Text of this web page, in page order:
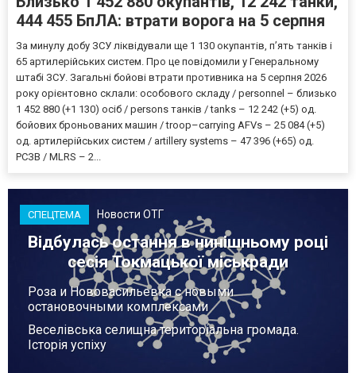
444 455 БпЛА: втрати ворога на 5 серпня
За минулу добу ЗСУ ліквідували ще 1 130 окупантів, пʼять танків і
65 артилерійських систем. Про це повідомили у Генеральному
штабі ЗСУ. Загальні бойові втрати противника на 5 серпня 2026
року орієнтовно склали: особового складу / personnel – близько
1 452 880 (+1 130) осіб / persons танків / tanks – 12 242 (+5) од.
бойових броньованих машин / troop–carrying AFVs – 25 084 (+5)
од. артилерійських систем / artillery systems – 47 396 (+65) од.
РСЗВ / MLRS – 2...
СПЕЦТЕМА Новости ОТГ
Відбулась остання в нинішньому році
сесія Токмацької міськради
Роза и Нововасильевка с новыми
остановочными комплексами
Веселівська селищна територіальна громада.
Історія успіху